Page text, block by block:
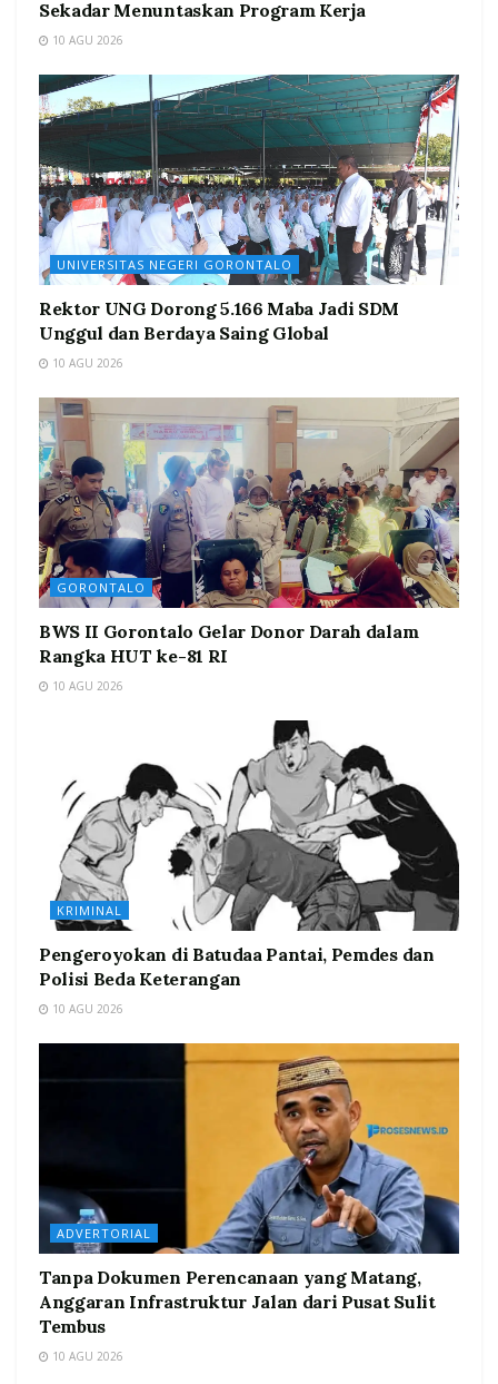
Sekadar Menuntaskan Program Kerja
10 AGU 2026
UNIVERSITAS NEGERI GORONTALO
Rektor UNG Dorong 5.166 Maba Jadi SDM
Unggul dan Berdaya Saing Global
10 AGU 2026
GORONTALO
BWS II Gorontalo Gelar Donor Darah dalam
Rangka HUT ke-81 RI
10 AGU 2026
KRIMINAL
Pengeroyokan di Batudaa Pantai, Pemdes dan
Polisi Beda Keterangan
10 AGU 2026
ADVERTORIAL
Tanpa Dokumen Perencanaan yang Matang,
Anggaran Infrastruktur Jalan dari Pusat Sulit
Tembus
10 AGU 2026